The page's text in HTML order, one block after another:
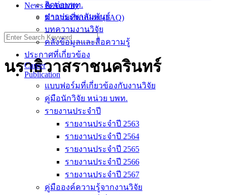
News & Activity
ข่าวประชาสัมพันธ์
บทความงานวิจัย
คลังข้อมูลและสื่อความรู้
ประกาศที่เกี่ยวข้อง
Career
Publication
แบบฟอร์มที่เกี่ยวข้องกับงานวิจัย
คู่มือนักวิจัย หน่วย บพท.
รายงานประจำปี
รายงานประจำปี 2563
รายงานประจำปี 2564
รายงานประจำปี 2565
รายงานประจำปี 2566
รายงานประจำปี 2567
คู่มือองค์ความรู้จากงานวิจัย
ติดต่อบพท.
คำถามที่พบบ่อย (FAQ)
Search
for:
นราธิวาสราชนครินทร์